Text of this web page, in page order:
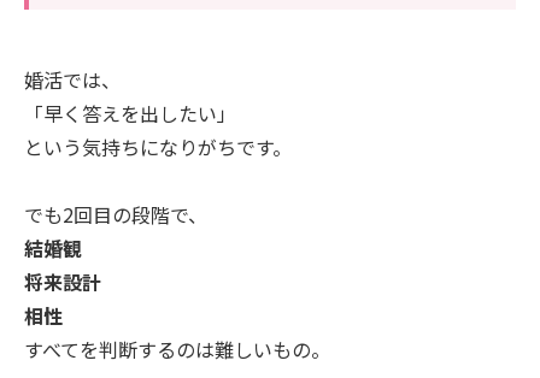
婚活では、
「早く答えを出したい」
という気持ちになりがちです。
でも2回目の段階で、
結婚観
将来設計
相性
すべてを判断するのは難しいもの。